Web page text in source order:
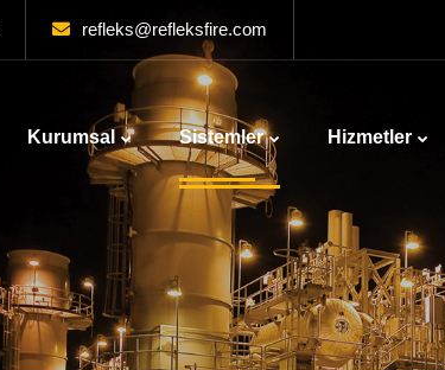
refleks@refleksfire.com
Kurumsal Sistemler Hizmetler